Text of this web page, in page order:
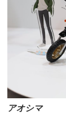
アオシマ